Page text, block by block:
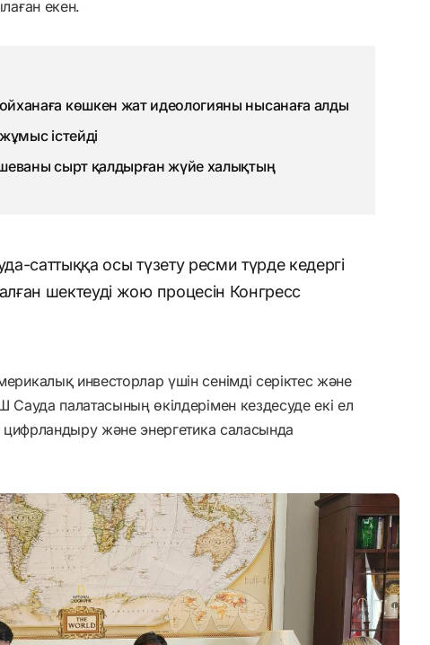
екен.
көшкен жат идеологияны нысанаға алды
істейді
сырт қалдырған жүйе халықтың
саттыққа осы түзету ресми түрде кедергі
шектеуді жою процесін Конгресс
инвесторлар үшін сенімді серіктес және
палатасының өкілдерімен кездесуде екі ел
цифрландыру және энергетика саласында